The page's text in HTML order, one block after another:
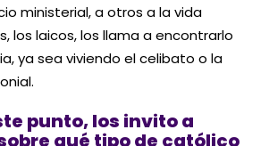
ministerial, a otros a la vida
los laicos, los llama a encontrarlo
ya sea viviendo el celibato o la
punto, los invito a
qué tipo de católico